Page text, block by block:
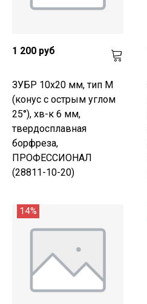
1 200 руб
ЗУБР 10х20 мм, тип M
(конус с острым углом
25°), хв-к 6 мм,
твердосплавная
борфреза,
ПРОФЕССИОНАЛ
(28811-10-20)
14%